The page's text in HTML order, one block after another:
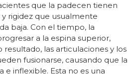
que la padecen tienen
rigidez que usualmente
baja. Con el tiempo, la
a la espina superior,
las articulaciones y los
fusionarse, causando que la
e inflexible. Esta no es una